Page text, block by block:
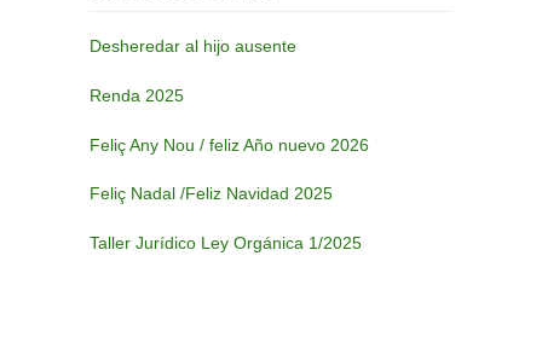
Desheredar al hijo ausente
Renda 2025
Feliç Any Nou / feliz Año nuevo 2026
Feliç Nadal /Feliz Navidad 2025
Taller Jurídico Ley Orgánica 1/2025